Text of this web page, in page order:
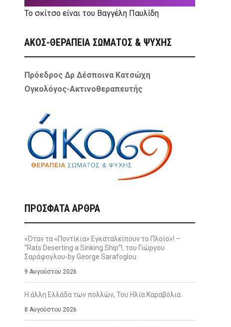
Το σκίτσο είναι του Βαγγέλη Παυλίδη
ΑΚΟΣ-ΘΕΡΑΠΕΙΑ ΣΩΜΑΤΟΣ & ΨΥΧΗΣ
Πρόεδρος Δρ Δέσποινα Κατσώχη
Ογκολόγος-Ακτινοθεραπευτής
ΠΡΌΣΦΑΤΑ ΆΡΘΡΑ
«Όταν τα «Ποντίκια» Εγκαταλείπουν το Πλοίο»! –
“Rats Deserting a Sinking Ship”!, του Γιώργου
Σαράφογλου-by George Sarafoglou
9 Αυγούστου 2026
Η άλλη Ελλάδα των πολλών, Του Ηλία Καραβόλια
8 Αυγούστου 2026